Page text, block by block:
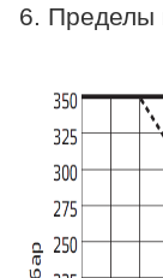
6. Пределы